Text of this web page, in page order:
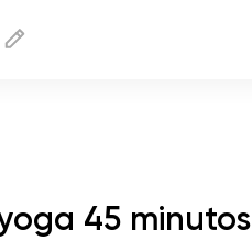
45 minutos